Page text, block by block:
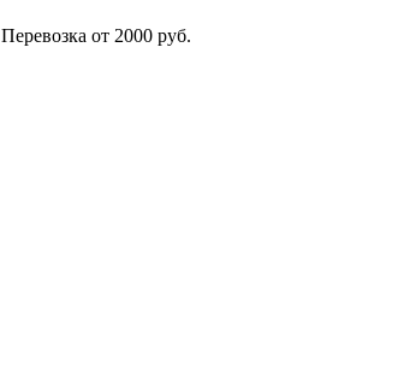
Перевозка от 2000 руб.